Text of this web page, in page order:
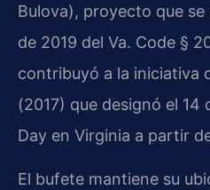
Bulova), proyecto que
de 2019 del Va. Code §
contribuyó a la iniciativa
(2017) que designó el 14
Day en Virginia a partir
El bufete mantiene su